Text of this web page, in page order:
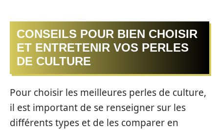
CONSEILS POUR BIEN CHOISIR
ET ENTRETENIR VOS PERLES
DE CULTURE
Pour choisir les meilleures perles de culture,
il est important de se renseigner sur les
différents types et de les comparer en